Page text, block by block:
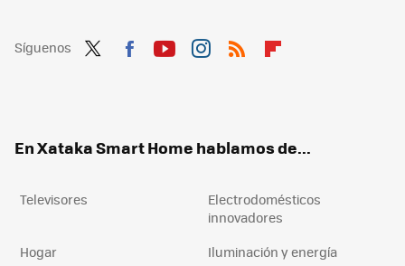
Síguenos
En Xataka Smart Home hablamos de...
Televisores
Electrodomésticos
innovadores
Hogar
Iluminación y energía